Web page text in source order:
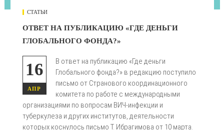
СТАТЬИ
ОТВЕТ НА ПУБЛИКАЦИЮ «ГДЕ ДЕНЬГИ
ГЛОБАЛЬНОГО ФОНДА?»
16
АПР
В ответ на публикацию «Где деньги
Глобального фонда?» в редакцию поступило
письмо от Странового координационного
комитета по работе с международными
организациями по вопросам ВИЧ-инфекции и
туберкулеза и других институтов, деятельности
которых коснулось письмо Т. Ибрагимова от 10 марта.